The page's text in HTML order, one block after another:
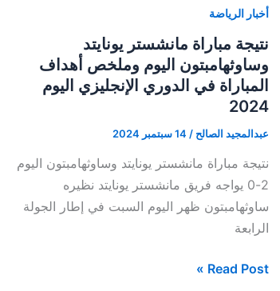
أخبار الرياضة
نتيجة مباراة مانشستر يونايتد
وساوثهامبتون اليوم وملخص أهداف
المباراة في الدوري الإنجليزي اليوم
2024
عبدالمجيد الصالح / 14 سبتمبر 2024
نتيجة مباراة مانشستر يونايتد وساوثهامبتون اليوم
2-0 يواجه فريق مانشستر يونايتد نظيره
ساوثهامبتون ظهر اليوم السبت في إطار الجولة
الرابعة
نتيجة
Read Post »